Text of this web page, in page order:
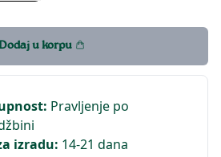
u korpu
: Pravljenje po
izradu: 14-21 dana